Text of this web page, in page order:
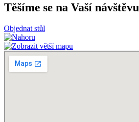
Těšíme se na Vaší návštěvu
Objednat stůl